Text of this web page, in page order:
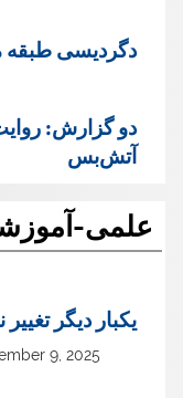
دگردیسی
دو گزارش:
آتش‌بس
علمی-
یک‏بار دیگر
9, 2025